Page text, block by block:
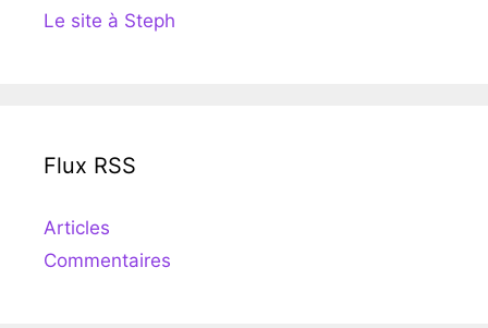
Le site à Steph
Flux RSS
Articles
Commentaires